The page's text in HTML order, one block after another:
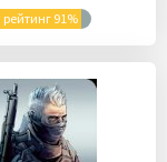
рейтинг 91%